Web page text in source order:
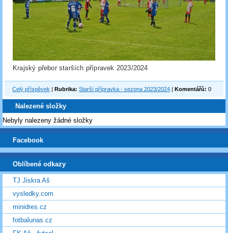
Krajský přebor starších přípravek 2023/2024
Celý příspěvek |Rubrika: Starší přípravka - sezona 2023/2024 |Komentářů: 0
Nalezené složky
Nebyly nalezeny žádné složky
Facebook
Oblíbené odkazy
TJ Jiskra Aš
vysledky.com
minidres.cz
fotbalunas.cz